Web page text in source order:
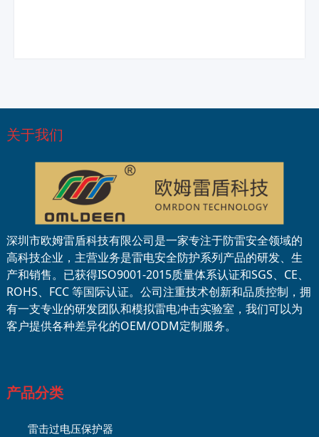
关于我们
深圳市欧姆雷盾科技有限公司是一家专注于防雷安全领域的
高科技企业，主营业务是雷电安全防护系列产品的研发、生
产和销售。已获得ISO9001-2015质量体系认证和SGS、CE、
ROHS、FCC 等国际认证。公司注重技术创新和品质控制，拥
有一支专业的研发团队和模拟雷电冲击实验室，我们可以为
客户提供各种差异化的OEM/ODM定制服务。
产品分类
雷击过电压保护器